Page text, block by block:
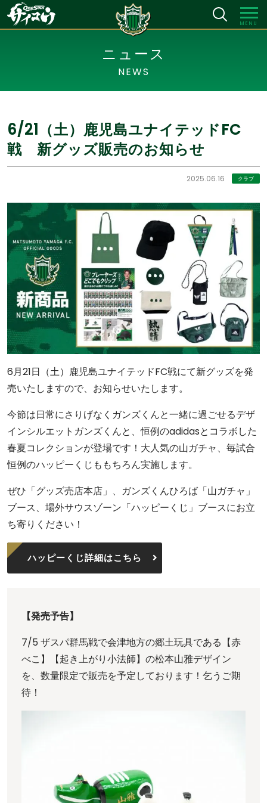
MENU
ニュース
NEWS
6/21（土）鹿児島ユナイテッドFC
戦 新グッズ販売のお知らせ
2025.06.16 クラブ
6月21日（土）鹿児島ユナイテッドFC戦にて新グッズを発
売いたしますので、お知らせいたします。
今節は日常にさりげなくガンズくんと一緒に過ごせるデザ
インシルエットガンズくんと、恒例のadidasとコラボした
春夏コレクションが登場です！大人気の山ガチャ、毎試合
恒例のハッピーくじももちろん実施します。
ぜひ「グッズ売店本店」、ガンズくんひろば「山ガチャ」
ブース、場外サウスゾーン「ハッピーくじ」ブースにお立
ち寄りください！
ハッピーくじ詳細はこちら
【発売予告】
7/5 ザスパ群馬戦で会津地方の郷土玩具である【赤
べこ】【起き上がり小法師】の松本山雅デザイン
を、数量限定で販売を予定しております！乞うご期
待！